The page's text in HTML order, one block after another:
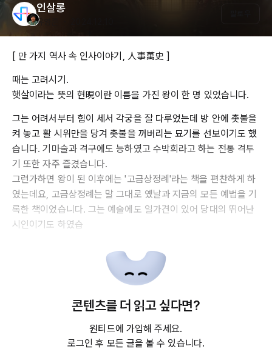
인살롱
유영준 ・ 2024.12.10
[ 만 가지 역사 속 인사이야기, 人事萬史 ]
때는 고려시기.
햇살이라는 뜻의 현晛이란 이름을 가진 왕이 한 명 있었습니다.
그는 어려서부터 힘이 세서 각궁을 잘 다루었는데 방 안에 촛불을
켜 놓고 활 시위만을 당겨 촛불을 꺼버리는 묘기를 선보이기도 했
습니다. 기마술과 격구에도 능하였고 수박희라고 하는 전통 격투
기 또한 자주 즐겼습니다.
그런가하면 왕이 된 이후에는 '고금상정례'라는 책을 편찬하게 하
였는데요, 고금상정례는 말 그대로 옜날과 지금의 모든 예법을 기
록한 책이었습니다. 그는 예술에도 일가견이 있어 당대의 뛰어난
시인이기도 하였습
콘텐츠를 더 읽고 싶다면?
원티드에 가입해 주세요.
로그인 후 모든 글을 볼 수 있습니다.